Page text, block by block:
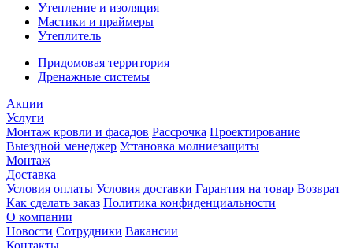
Утепление и изоляция
Мастики и праймеры
Утеплитель
Придомовая территория
Дренажные системы
Акции
Услуги
Монтаж кровли и фасадов Рассрочка Проектирование
Выездной менеджер Установка молниезащиты
Монтаж
Доставка
Условия оплаты Условия доставки Гарантия на товар Возврат
Как сделать заказ Политика конфиденциальности
О компании
Новости Сотрудники Вакансии
Контакты